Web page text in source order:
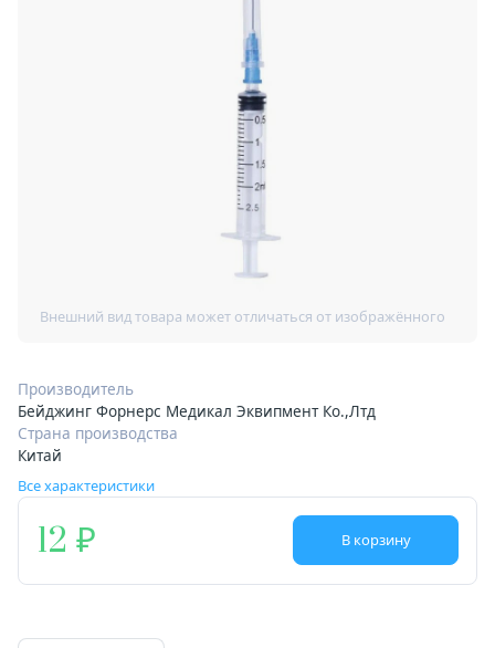
Производитель
Бейджинг Форнерс Медикал Эквипмент Ко.,Лтд
Страна производства
Китай
Все характеристики
12 В корзину